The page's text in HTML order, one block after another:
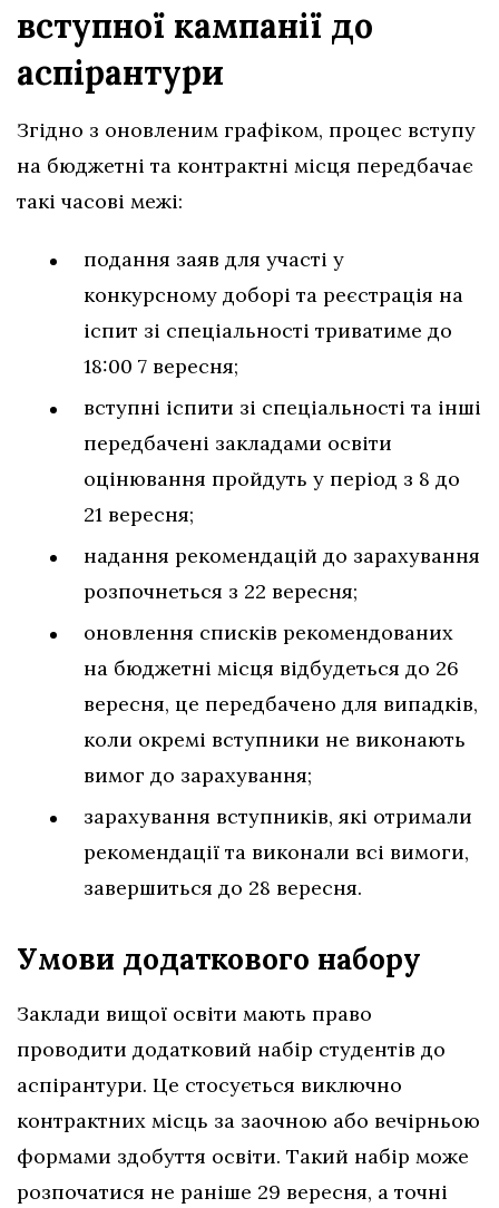
вступної кампанії до
аспірантури
Згідно з оновленим графіком, процес вступу
на бюджетні та контрактні місця передбачає
такі часові межі:
подання заяв для участі у
конкурсному доборі та реєстрація на
іспит зі спеціальності триватиме до
18:00 7 вересня;
вступні іспити зі спеціальності та інші
передбачені закладами освіти
оцінювання пройдуть у період з 8 до
21 вересня;
надання рекомендацій до зарахування
розпочнеться з 22 вересня;
оновлення списків рекомендованих
на бюджетні місця відбудеться до 26
вересня, це передбачено для випадків,
коли окремі вступники не виконають
вимог до зарахування;
зарахування вступників, які отримали
рекомендації та виконали всі вимоги,
завершиться до 28 вересня.
Умови додаткового набору
Заклади вищої освіти мають право
проводити додатковий набір студентів до
аспірантури. Це стосується виключно
контрактних місць за заочною або вечірньою
формами здобуття освіти. Такий набір може
розпочатися не раніше 29 вересня, а точні